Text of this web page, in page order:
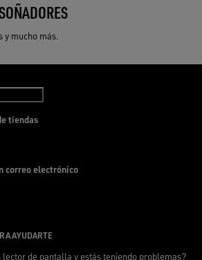
y mucho más.
tiendas
correo electrónico
AYUDARTE
lector de pantalla y estás teniendo problemas?